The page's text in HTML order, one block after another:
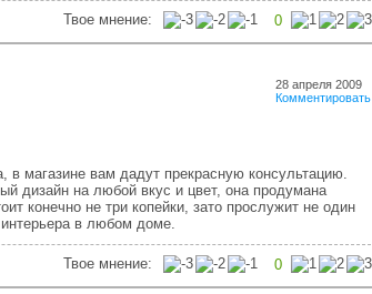
Твое мнение: 0
28 апреля 2009
Комментировать
в магазине вам дадут прекрасную консультацию.
дизайн на любой вкус и цвет, она продумана
конечно не три копейки, зато прослужит не один
в любом доме.
Твое мнение: 0